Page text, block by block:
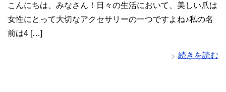
こんにちは、みなさん！日々の生活において、美しい爪は
女性にとって大切なアクセサリーの一つですよね♪私の名
前は4 […]
続きを読む